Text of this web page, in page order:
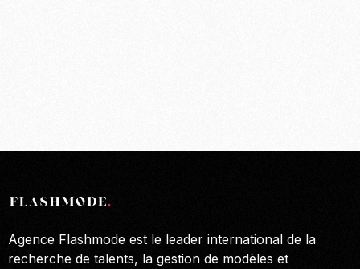
Agence Flashmode est le leader international de la
recherche de talents, la gestion de modèles et